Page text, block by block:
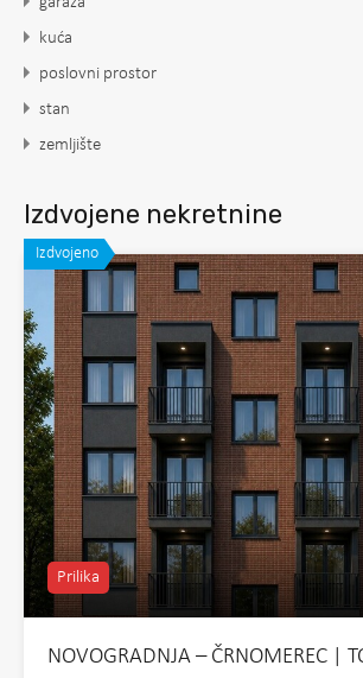
kuća
poslovni prostor
stan
zemljište
Izdvojene nekretnine
Izdvojeno
Prilika
NOVOGRADNJA – ČRNOMEREC |